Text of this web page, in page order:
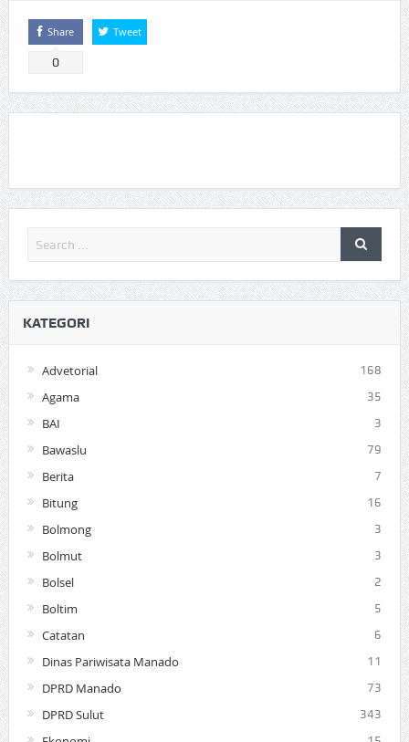
Share
0
Tweet
KATEGORI
Advetorial 168
Agama 35
BAI 3
Bawaslu 79
Berita 7
Bitung 16
Bolmong 3
Bolmut 3
Bolsel 2
Boltim 5
Catatan 6
Dinas Pariwisata Manado 11
DPRD Manado 73
DPRD Sulut 343